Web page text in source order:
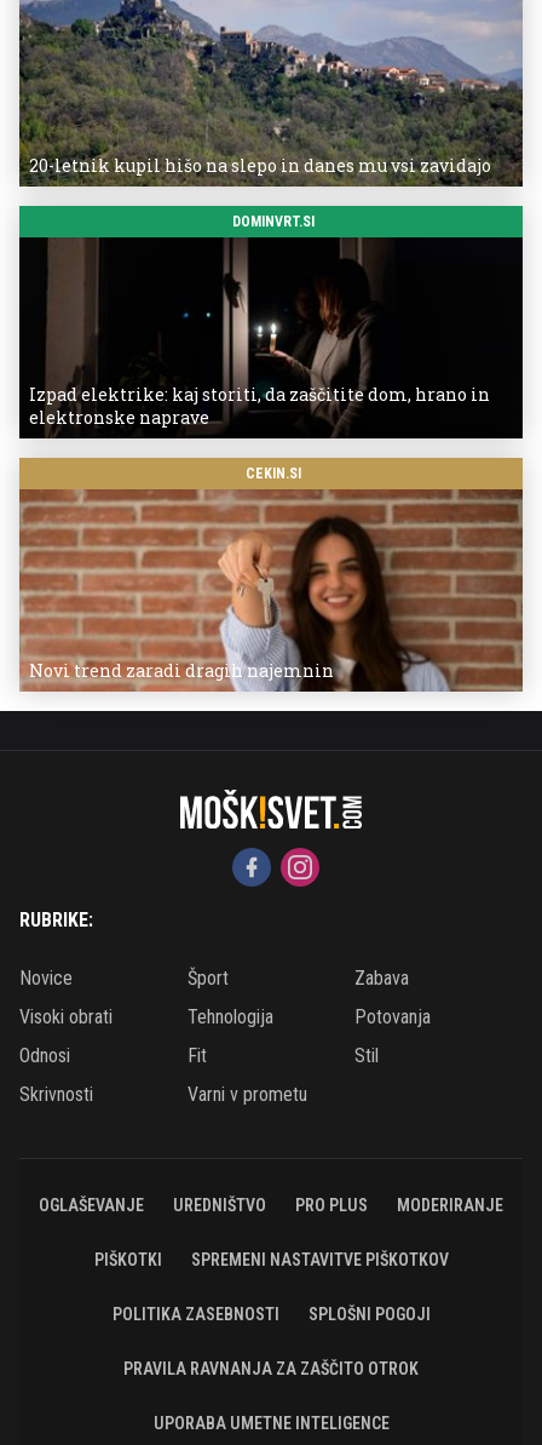
20-letnik kupil hišo na slepo in danes mu vsi zavidajo
DOMINVRT.SI
Izpad elektrike: kaj storiti, da zaščitite dom, hrano in
elektronske naprave
CEKIN.SI
Novi trend zaradi dragih najemnin
RUBRIKE:
Novice Šport
Zabava
Visoki obrati
Tehnologija
Potovanja
Odnosi
Fit
Stil
Skrivnosti
Varni v prometu
OGLAŠEVANJE UREDNIŠTVO PRO PLUS MODERIRANJE
PIŠKOTKI SPREMENI NASTAVITVE PIŠKOTKOV
POLITIKA ZASEBNOSTI SPLOŠNI POGOJI
PRAVILA RAVNANJA ZA ZAŠČITO OTROK
UPORABA UMETNE INTELIGENCE